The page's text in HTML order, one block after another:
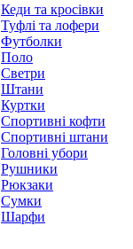
Кеди та кросівки
Туфлі та лофери
Футболки
Поло
Светри
Штани
Куртки
Cпортивні кофти
Спортивні штани
Головні убори
Рушники
Рюкзаки
Сумки
Шарфи